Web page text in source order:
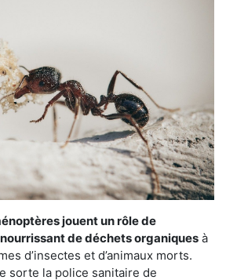
jouent un rôle de
de déchets organiques à
d’insectes et d’animaux morts.
sorte la police sanitaire de